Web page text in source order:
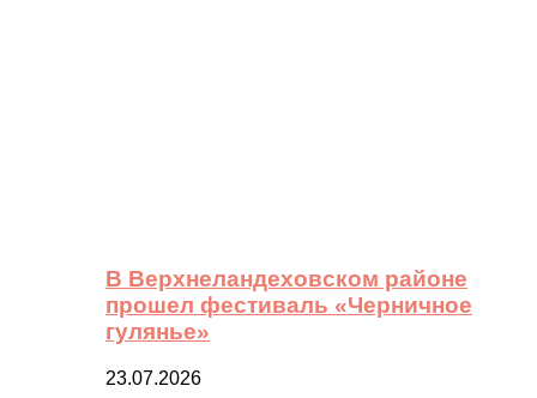
В Верхнеландеховском районе
прошел фестиваль «Черничное
гулянье»
23.07.2026